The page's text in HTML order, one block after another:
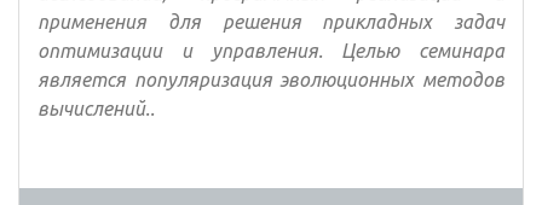
применения для решения прикладных задач
оптимизации и управления. Целью семинара
является популяризация эволюционных методов
вычислений..